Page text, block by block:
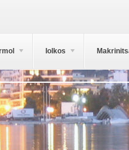
Iolkos